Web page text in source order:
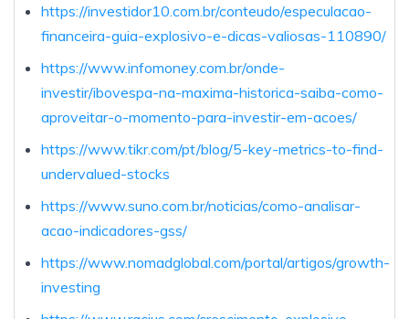
https://investidor10.com.br/conteudo/especulacao-
financeira-guia-explosivo-e-dicas-valiosas-110890/
https://www.infomoney.com.br/onde-
investir/ibovespa-na-maxima-historica-saiba-como-
aproveitar-o-momento-para-investir-em-acoes/
https://www.tikr.com/pt/blog/5-key-metrics-to-find-
undervalued-stocks
https://www.suno.com.br/noticias/como-analisar-
acao-indicadores-gss/
https://www.nomadglobal.com/portal/artigos/growth-
investing